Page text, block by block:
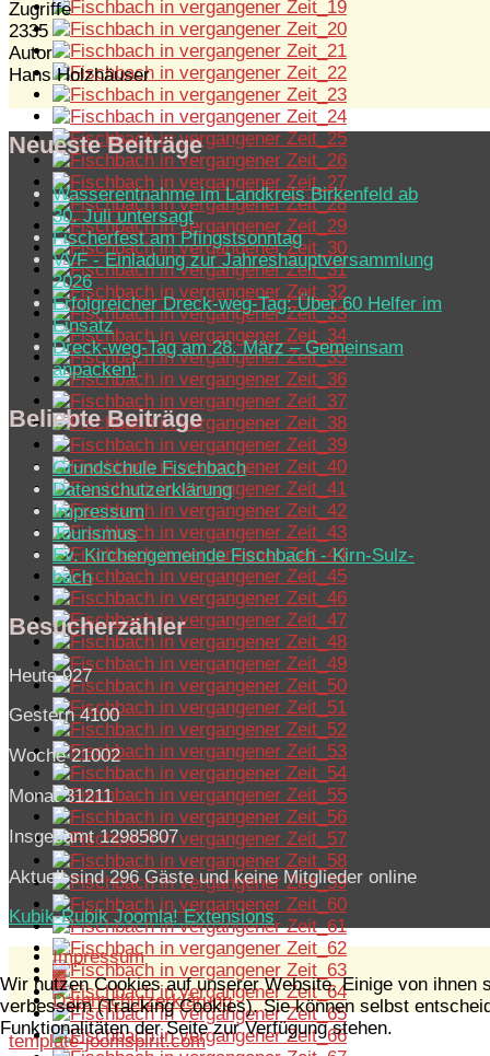
Zugriffe
2335
Autor
Hans Holzhäuser
Neueste Beiträge
Wasserentnahme im Landkreis Birkenfeld ab
30. Juli untersagt
Fischerfest am Pfingstsonntag
VVF - Einladung zur Jahreshauptversammlung
2026
Erfolgreicher Dreck-weg-Tag: Über 60 Helfer im
Einsatz
Dreck-weg-Tag am 28. März – Gemeinsam
anpacken!
Beliebte Beiträge
Grundschule Fischbach
Datenschutzerklärung
Impressum
Tourismus
Ev. Kirchen­ge­mein­de Fisch­bach - Kirn-Sulz­
bach
Besucherzähler
Heute927
Gestern4100
Woche21002
Monat31211
Insgesamt12985807
Aktuell sind 296 Gäste und keine Mitglieder online
Kubik-Rubik Joomla! Extensions
Impressum
▓
Datenschutzerklärung
template-joomspirit.com
Wir nutzen Cookies auf unserer Website. Einige von
verbessern (Tracking Cookies). Sie können selbst
Funktionalitäten der Seite zur Verfügung stehen.